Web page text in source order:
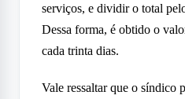
serviços, e dividir o total
Dessa forma, é obtido o
cada trinta dias.
Vale ressaltar que o síndico